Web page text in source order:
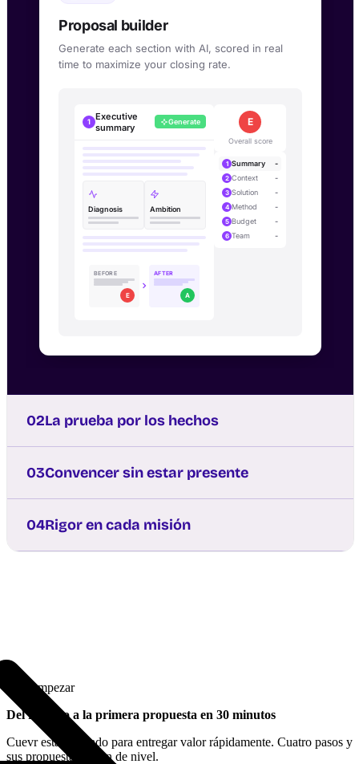
Proposal builder
Generate each section with AI, scored in real
time to maximize your closing rate.
1 Executive
summary
Generate
Diagnosis Ambition
BEFORE
E
AFTER
A
B
Overall score
1 Summary B
2 Context A
3 Solution A
4 Method C
5 Budget B
6 Team -
Cuevr interactive
02La prueba por los hechos
03Convencer sin estar presente
04Rigor en cada misión
Para empezar
Del registro a la primera propuesta en 30 minutos
Cuevr está diseñado para entregar valor rápidamente. Cuatro pasos y
sus propuestas suben de nivel.